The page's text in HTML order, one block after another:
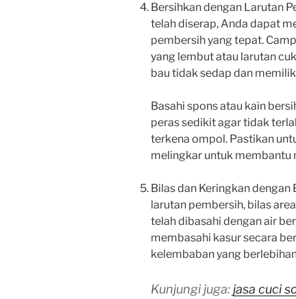
Bersihkan dengan Larutan
telah diserap, Anda dapat
pembersih yang tepat.
yang lembut atau larutan
bau tidak sedap dan
Basahi spons atau kain
peras sedikit agar tidak
terkena ompol. Pastikan
melingkar untuk membantu
Bilas dan Keringkan
larutan pembersih, bilas
telah dibasahi dengan air
membasahi kasur secara
kelembaban yang
Kunjungi juga:jasa cuci